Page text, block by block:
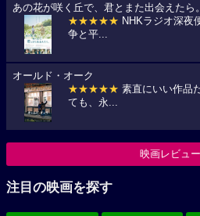
あの花が咲く丘で、君とまた出会えたら。
★★★★★ NHKラジオ深夜
争と平...
オールド・オーク
★★★★★ 素直にいい作品
ても、永...
映画レビュー
注目の映画を探す